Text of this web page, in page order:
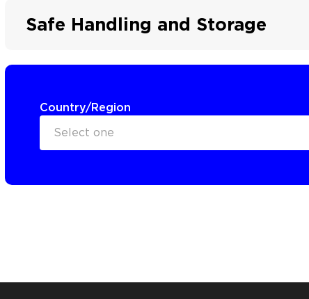
Safe Handling and Storage
Country/Region
Select one